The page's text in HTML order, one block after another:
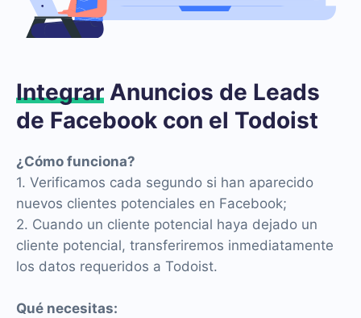
Integrar Anuncios de Leads
de Facebook con el Todoist
¿Cómo funciona?
1. Verificamos cada segundo si han aparecido
nuevos clientes potenciales en Facebook;
2. Cuando un cliente potencial haya dejado un
cliente potencial, transferiremos inmediatamente
los datos requeridos a Todoist.
Qué necesitas: